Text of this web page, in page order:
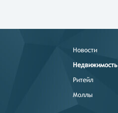
Новости
Недвижимость
Ритейл
Моллы